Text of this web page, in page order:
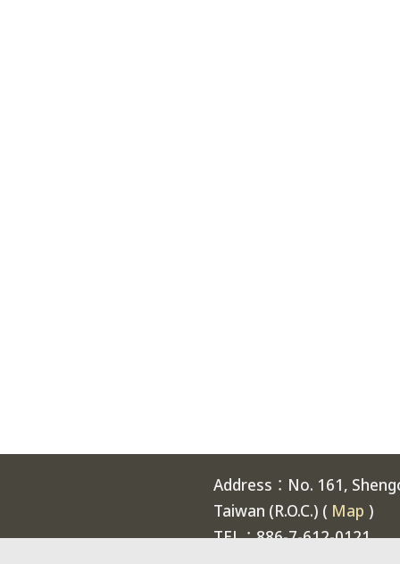
Address：No. 161,
Taiwan (R.O.C.) ( Map )
TEL：886-7-612-0121